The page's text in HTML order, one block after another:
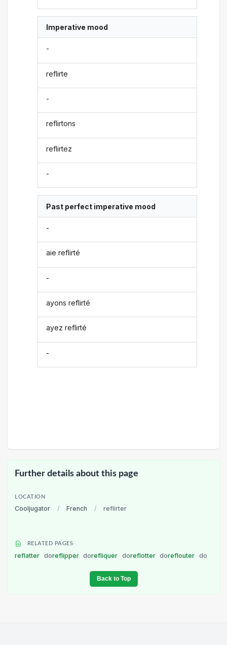
Imperative mood
-
reflirte
-
reflirtons
reflirtez
-
Past perfect imperative mood
-
aie reflirté
-
ayons reflirté
ayez reflirté
-
Further details about this page
LOCATION
Cooljugator / French / reflirter
RELATED PAGES
reflatter doreflipper dorefliquer doreflotter doreflouter do
Back to Top